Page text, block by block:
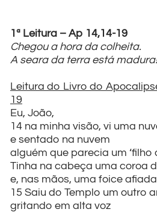
1ª Leitura – Ap 14,14-19
Chegou a hora da colheita.
A seara da terra está madura!
Leitura do Livro do
19
Eu, João,
14 na minha visão, vi uma
e sentado na nuvem
alguém que parecia um ‘filho
Tinha na cabeça uma coroa
e, nas mãos, uma foice
15 Saiu do Templo um outro
gritando em alta voz